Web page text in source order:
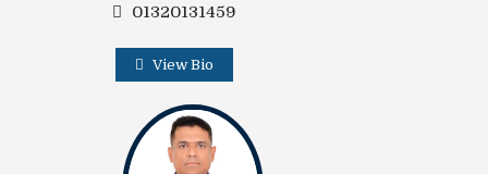
01320131459
View Bio